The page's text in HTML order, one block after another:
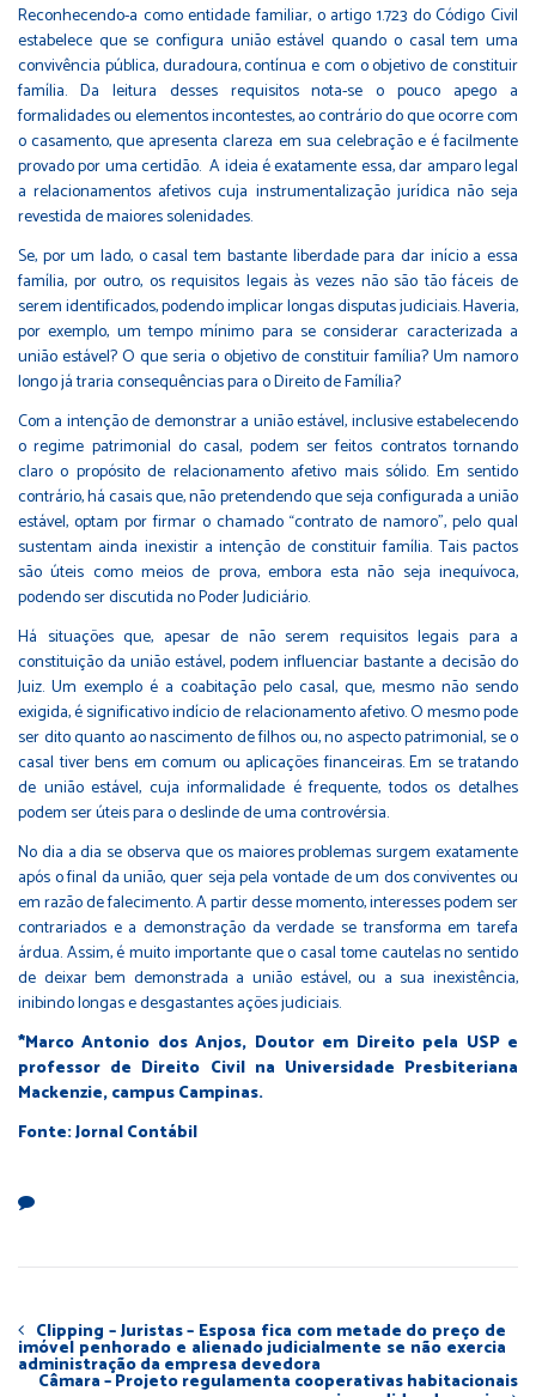
Reconhecendo-a como entidade familiar, o artigo 1.723 do Código Civil
estabelece que se configura união estável quando o casal tem uma
convivência pública, duradoura, contínua e com o objetivo de constituir
família. Da leitura desses requisitos nota-se o pouco apego a
formalidades ou elementos incontestes, ao contrário do que ocorre com
o casamento, que apresenta clareza em sua celebração e é facilmente
provado por uma certidão. A ideia é exatamente essa, dar amparo legal
a relacionamentos afetivos cuja instrumentalização jurídica não seja
revestida de maiores solenidades.
Se, por um lado, o casal tem bastante liberdade para dar início a essa
família, por outro, os requisitos legais às vezes não são tão fáceis de
serem identificados, podendo implicar longas disputas judiciais. Haveria,
por exemplo, um tempo mínimo para se considerar caracterizada a
união estável? O que seria o objetivo de constituir família? Um namoro
longo já traria consequências para o Direito de Família?
Com a intenção de demonstrar a união estável, inclusive estabelecendo
o regime patrimonial do casal, podem ser feitos contratos tornando
claro o propósito de relacionamento afetivo mais sólido. Em sentido
contrário, há casais que, não pretendendo que seja configurada a união
estável, optam por firmar o chamado “contrato de namoro”, pelo qual
sustentam ainda inexistir a intenção de constituir família. Tais pactos
são úteis como meios de prova, embora esta não seja inequívoca,
podendo ser discutida no Poder Judiciário.
Há situações que, apesar de não serem requisitos legais para a
constituição da união estável, podem influenciar bastante a decisão do
Juiz. Um exemplo é a coabitação pelo casal, que, mesmo não sendo
exigida, é significativo indício de relacionamento afetivo. O mesmo pode
ser dito quanto ao nascimento de filhos ou, no aspecto patrimonial, se o
casal tiver bens em comum ou aplicações financeiras. Em se tratando
de união estável, cuja informalidade é frequente, todos os detalhes
podem ser úteis para o deslinde de uma controvérsia.
No dia a dia se observa que os maiores problemas surgem exatamente
após o final da união, quer seja pela vontade de um dos conviventes ou
em razão de falecimento. A partir desse momento, interesses podem ser
contrariados e a demonstração da verdade se transforma em tarefa
árdua. Assim, é muito importante que o casal tome cautelas no sentido
de deixar bem demonstrada a união estável, ou a sua inexistência,
inibindo longas e desgastantes ações judiciais.
*Marco Antonio dos Anjos, Doutor em Direito pela USP e
professor de Direito Civil na Universidade Presbiteriana
Mackenzie, campus Campinas.
Fonte: Jornal Contábil
Clipping – Juristas – Esposa fica com metade do preço de
imóvel penhorado e alienado judicialmente se não exercia
administração da empresa devedora
Câmara – Projeto regulamenta cooperativas habitacionais